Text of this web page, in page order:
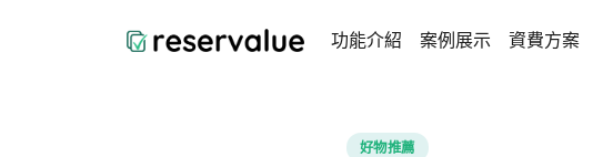
功能介紹 案例展示 資費方案
好物推薦